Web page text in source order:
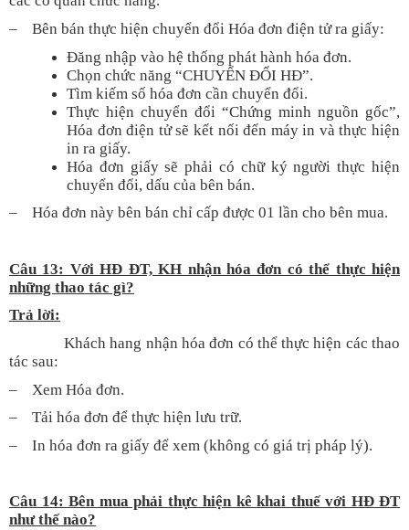
– Bên bán thực hiện chuyển đổi Hóa đơn điện tử ra giấy:
Đăng nhập vào hệ thống phát hành hóa đơn.
Chọn chức năng “CHUYỂN ĐỔI HĐ”.
Tìm kiếm số hóa đơn cần chuyển đổi.
Thực hiện chuyển đổi “Chứng minh nguồn gốc”,
Hóa đơn điện tử sẽ kết nối đến máy in và thực hiện
in ra giấy.
Hóa đơn giấy sẽ phải có chữ ký người thực hiện
chuyển đổi, dấu của bên bán.
– Hóa đơn này bên bán chỉ cấp được 01 lần cho bên mua.
Câu 13: Với HĐ ĐT, KH nhận hóa đơn có thể thực hiện
những thao tác gì?
Trả lời:
Khách hang nhận hóa đơn có thể thực hiện các thao
tác sau:
– Xem Hóa đơn.
– Tải hóa đơn để thực hiện lưu trữ.
– In hóa đơn ra giấy để xem (không có giá trị pháp lý).
Câu 14: Bên mua phải thực hiện kê khai thuế với HĐ ĐT
như thế nào?